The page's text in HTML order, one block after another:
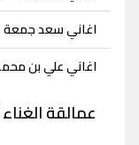
اغاني سعد جمعة
اغاني علي بن
عمالقة